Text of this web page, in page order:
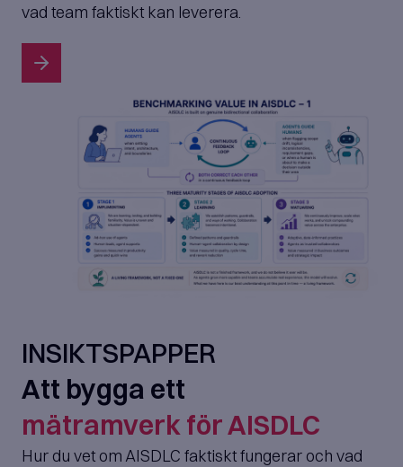
vad team faktiskt kan leverera.
INSIKTSPAPPER
Att bygga ett
mätramverk för AISDLC
Hur du vet om AISDLC faktiskt fungerar och vad